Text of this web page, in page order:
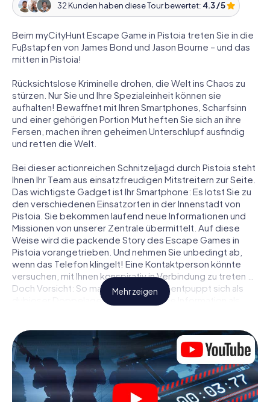
32 Kunden haben diese Tour bewertet: 4.3 / 5
Beim myCityHunt Escape Game in Pistoia treten Sie in die
Fußstapfen von James Bond und Jason Bourne – und das
mitten in Pistoia!
Rücksichtslose Kriminelle drohen, die Welt ins Chaos zu
stürzen. Nur Sie und Ihre Spezialeinheit können sie
aufhalten! Bewaffnet mit Ihren Smartphones, Scharfsinn
und einer gehörigen Portion Mut heften Sie sich an ihre
Fersen, machen ihren geheimen Unterschlupf ausfindig
und retten die Welt.
Bei dieser actionreichen Schnitzeljagd durch Pistoia steht
Ihnen Ihr Team aus einsatzfreudigen Mitstreitern zur Seite.
Das wichtigste Gadget ist Ihr Smartphone: Es lotst Sie zu
den verschiedenen Einsatzorten in der Innenstadt von
Pistoia. Sie bekommen laufend neue Informationen und
Missionen von unserer Zentrale übermittelt. Auf diese
Weise wird die packende Story des Escape Games in
Pistoia vorangetrieben. Und nehmen Sie unbedingt ab,
wenn das Telefon klingelt! Eine Kontaktperson könnte
versuchen, mit Ihnen konspirativ in Verbindung zu treten …
Doch Vorsicht: So mancher Informant entpuppt sich als
dubioser Doppelagent und so manche Information als
Sie niemandem!
Anders als in einem klassischen Escape Room in Pistoia
sind Sie also nicht in ein Zimmer eingesperrt, aus dem Sie
sich in einem vorgegebenen Zeitfenster befreien
müssen. Diese Smartphone Schnitzeljagd erklärt ganz
Mehr zeigen